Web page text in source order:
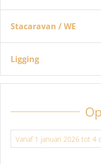
Stacaravan / WE
Ligging